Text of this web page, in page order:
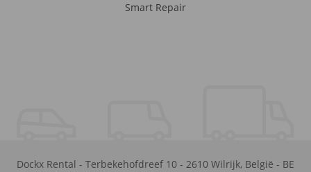
Smart Repair
Dockx Rental - Terbekehofdreef 10 - 2610 Wilrijk, België - BE